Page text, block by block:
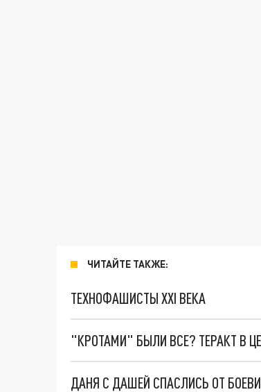
ЧИТАЙТЕ ТАКЖЕ:
ТЕХНОФАШИСТЫ XXI ВЕКА
"КРОТАМИ" БЫЛИ ВСЕ? ТЕРАКТ В
ДАНЯ С ДАШЕЙ СПАСЛИСЬ ОТ